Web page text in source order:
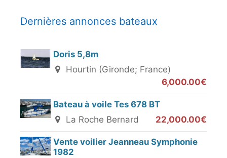
Dernières annonces bateaux
Doris 5,8m
Hourtin (Gironde; France)
6,000.00€
Bateau à voile Tes 678 BT
La Roche Bernard
22,000.00€
Vente voilier Jeanneau Symphonie
1982